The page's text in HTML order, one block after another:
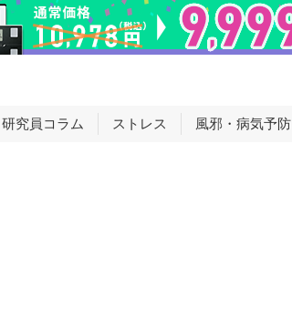
研究員コラム ストレス 風邪・病気予防